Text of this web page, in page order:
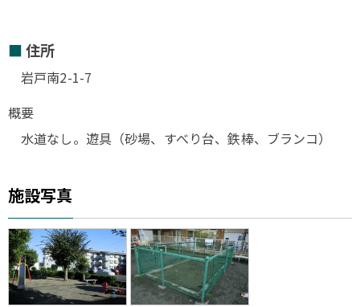
住所
岩戸南2-1-7
概要
水道なし。遊具（砂場、すべり台、鉄棒、ブランコ）
施設写真